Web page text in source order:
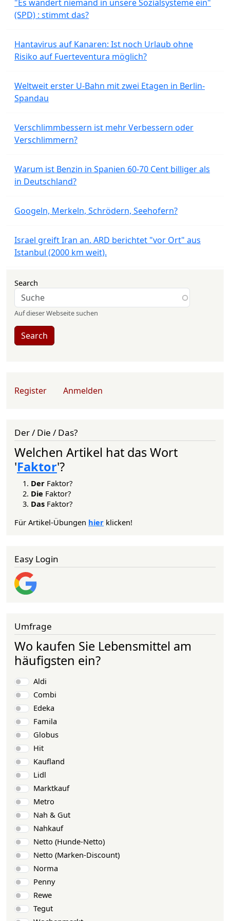
"Es wandert niemand in unsere Sozialsysteme ein"
(SPD) : stimmt das?
Hantavirus auf Kanaren: Ist noch Urlaub ohne
Risiko auf Fuerteventura möglich?
Weltweit erster U-Bahn mit zwei Etagen in Berlin-
Spandau
Verschlimmbessern ist mehr Verbessern oder
Verschlimmern?
Warum ist Benzin in Spanien 60-70 Cent billiger als
in Deutschland?
Googeln, Merkeln, Schrödern, Seehofern?
Israel greift Iran an. ARD berichtet "vor Ort" aus
Istanbul (2000 km weit).
Search
Auf dieser Webseite suchen
Search
User account menu
Register Anmelden
Der / Die / Das?
Welchen Artikel hat das Wort
'Faktor'?
Der Faktor?
Die Faktor?
Das Faktor?
Für Artikel-Übungen hier klicken!
Easy Login
Umfrage
Wo kaufen Sie Lebensmittel am
häufigsten ein?
Auswahlmöglichkeiten
Aldi
Combi
Edeka
Famila
Globus
Hit
Kaufland
Lidl
Marktkauf
Metro
Nah & Gut
Nahkauf
Netto (Hunde-Netto)
Netto (Marken-Discount)
Norma
Penny
Rewe
Tegut